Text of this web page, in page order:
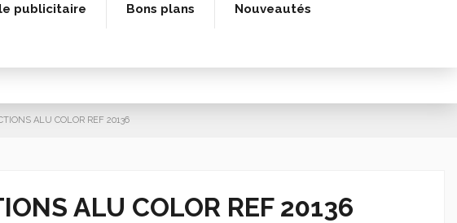
publicitaire Bons plans Nouveautés
ALU COLOR REF 20136
ALU COLOR REF 20136